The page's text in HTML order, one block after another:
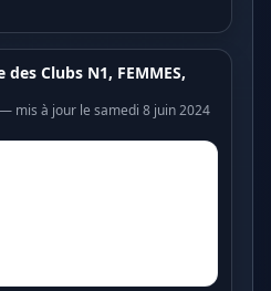
Clubs N1, FEMMES,
mis à jour le samedi 8 juin 2024